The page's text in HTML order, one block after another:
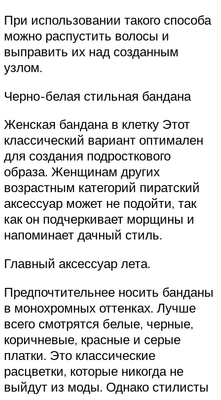
При использовании такого способа
можно распустить волосы и
выправить их над созданным
узлом.
Черно-белая стильная бандана
Женская бандана в клетку Этот
классический вариант оптимален
для создания подросткового
образа. Женщинам других
возрастным категорий пиратский
аксессуар может не подойти, так
как он подчеркивает морщины и
напоминает дачный стиль.
Главный аксессуар лета.
Предпочтительнее носить банданы
в монохромных оттенках. Лучше
всего смотрятся белые, черные,
коричневые, красные и серые
платки. Это классические
расцветки, которые никогда не
выйдут из моды. Однако стилисты